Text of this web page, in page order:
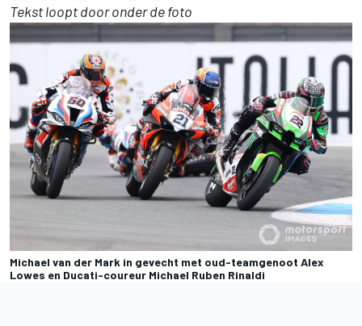
Tekst loopt door onder de foto
Michael van der Mark in gevecht met oud-teamgenoot Alex
Lowes en Ducati-coureur Michael Ruben Rinaldi